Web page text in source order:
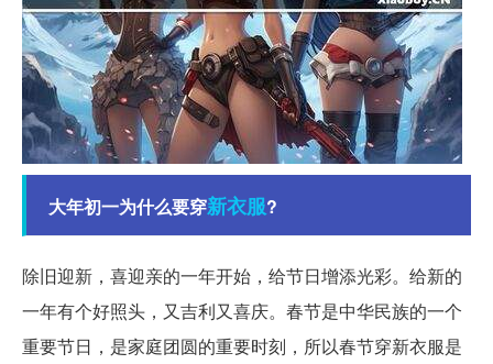
大年初一为什么要穿新衣服?
除旧迎新，喜迎亲的一年开始，给节日增添光彩。给新的
一年有个好照头，又吉利又喜庆。春节是中华民族的一个
重要节日，是家庭团圆的重要时刻，所以春节穿新衣服是